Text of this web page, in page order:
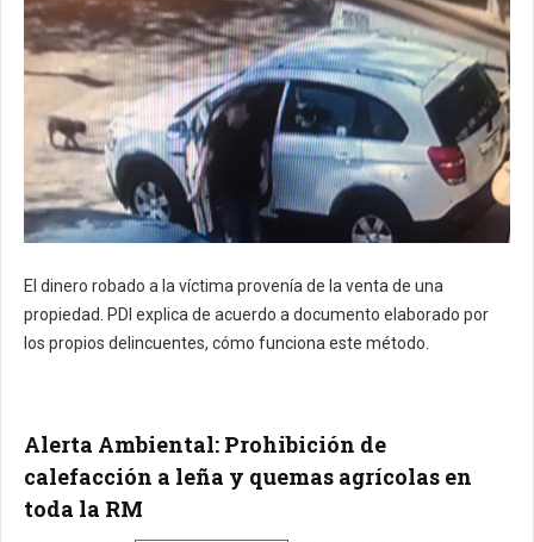
El dinero robado a la víctima provenía de la venta de una
propiedad. PDI explica de acuerdo a documento elaborado por
los propios delincuentes, cómo funciona este método.
Alerta Ambiental: Prohibición de
calefacción a leña y quemas agrícolas en
toda la RM